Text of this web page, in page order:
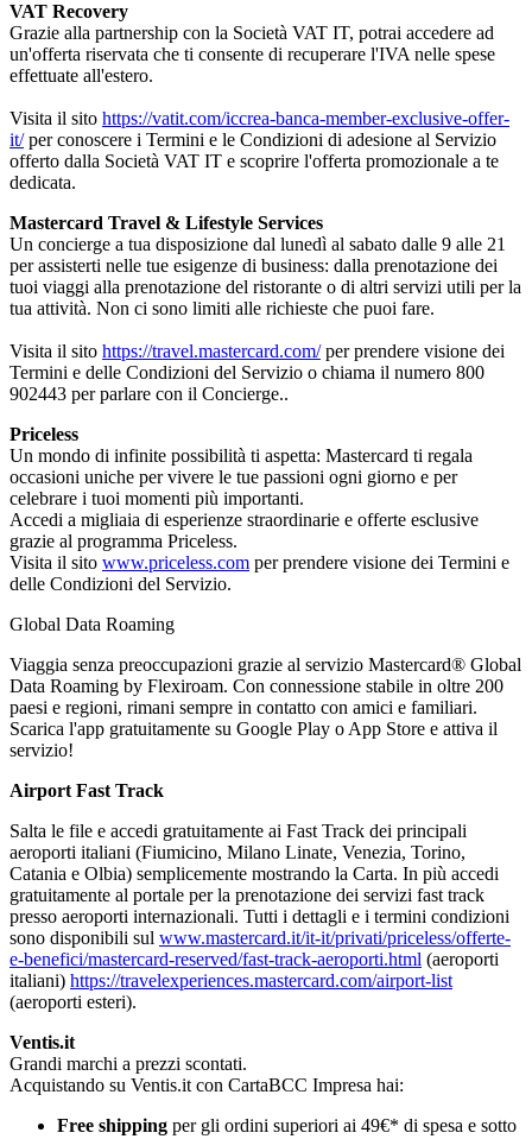
VAT Recovery
Grazie alla partnership con la Società VAT IT, potrai accedere ad
un'offerta riservata che ti consente di recuperare l'IVA nelle spese
effettuate all'estero.
Visita il sito https://vatit.com/iccrea-banca-member-exclusive-offer-
it/per conoscere i Termini e le Condizioni di adesione al Servizio
offerto dalla Società VAT IT e scoprire l'offerta promozionale a te
dedicata.
Mastercard Travel & Lifestyle Services
Un concierge a tua disposizione dal lunedì al sabato dalle 9 alle 21
per assisterti nelle tue esigenze di business: dalla prenotazione dei
tuoi viaggi alla prenotazione del ristorante o di altri servizi utili per la
tua attività. Non ci sono limiti alle richieste che puoi fare.
Visita il sito https://travel.mastercard.com/per prendere visione dei
Termini e delle Condizioni del Servizio o chiama il numero 800
902443 per parlare con il Concierge..
Priceless
Un mondo di infinite possibilità ti aspetta: Mastercard ti regala
occasioni uniche per vivere le tue passioni ogni giorno e per
celebrare i tuoi momenti più importanti.
Accedi a migliaia di esperienze straordinarie e offerte esclusive
grazie al programma Priceless.
Visita il sito www.priceless.com per prendere visione dei Termini e
delle Condizioni del Servizio.
Global Data Roaming
Viaggia senza preoccupazioni grazie al servizio Mastercard® Global
Data Roaming by Flexiroam. Con connessione stabile in oltre 200
paesi e regioni, rimani sempre in contatto con amici e familiari.
Scarica l'app gratuitamente su Google Play o App Store e attiva il
servizio!
Airport Fast Track
Salta le file e accedi gratuitamente ai Fast Track dei principali
aeroporti italiani (Fiumicino, Milano Linate, Venezia, Torino,
Catania e Olbia) semplicemente mostrando la Carta. In più accedi
gratuitamente al portale per la prenotazione dei servizi fast track
presso aeroporti internazionali. Tutti i dettagli e i termini condizioni
sono disponibili sul www.mastercard.it/it-it/privati/priceless/offerte-
e-benefici/mastercard-reserved/fast-track-aeroporti.html (aeroporti
italiani) https://travelexperiences.mastercard.com/airport-list
(aeroporti esteri).
Ventis.it
Grandi marchi a prezzi scontati.
Acquistando su Ventis.it con CartaBCC Impresa hai:
Free shipping per gli ordini superiori ai 49€* di spesa e sotto